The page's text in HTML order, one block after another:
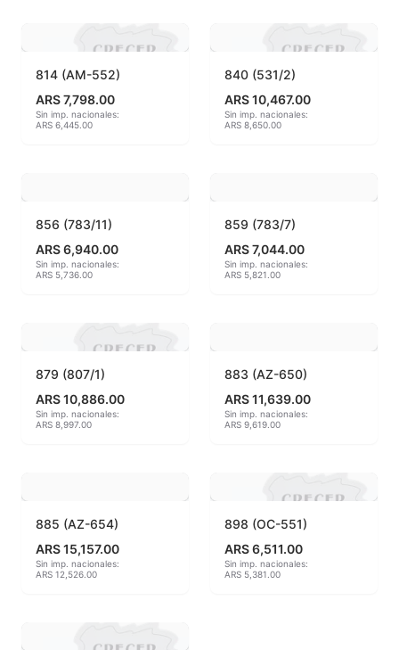
Jaspeadores
Kingtsugi
Lápices y rotuladores
Libros y Revistas
Material de laboratorio
Materias primas
MAYCO BRUSHES
MAYCO DESIGNER LINER
MAYCO DUNCAN ACCESSORIES
814 (AM-552)
ARS 7,798.00
Sin imp. nacionales:
ARS 6,445.00
840 (531/2)
ARS 10,467.00
Sin imp. nacionales:
ARS 8,650.00
856 (783/11)
ARS 6,940.00
Sin imp. nacionales:
ARS 5,736.00
859 (783/7)
ARS 7,044.00
Sin imp. nacionales:
ARS 5,821.00
879 (807/1)
ARS 10,886.00
Sin imp. nacionales:
ARS 8,997.00
883 (AZ-650)
ARS 11,639.00
Sin imp. nacionales:
ARS 9,619.00
885 (AZ-654)
ARS 15,157.00
Sin imp. nacionales:
ARS 12,526.00
898 (OC-551)
ARS 6,511.00
Sin imp. nacionales:
ARS 5,381.00